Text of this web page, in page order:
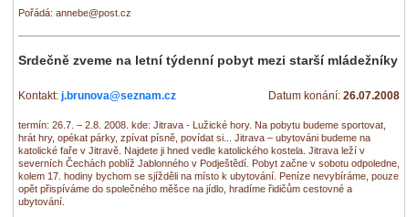
Pořádá: annebe@post.cz
Srdečně zveme na letní týdenní pobyt mezi starší mládežníky
Kontakt: j.brunova@seznam.cz Datum konání: 26.07.2008
termín: 26.7. – 2.8. 2008. kde: Jitrava - Lužické hory. Na pobytu budeme sportovat,
hrát hry, opékat párky, zpívat písně, povídat si... Jitrava – ubytováni budeme na
katolické faře v Jitravě. Najdete ji hned vedle katolického kostela. Jitrava leží v
severních Čechách poblíž Jablonného v Podještědí. Pobyt začne v sobotu odpoledne,
kolem 17. hodiny bychom se sjížděli na místo k ubytování. Peníze nevybíráme, pouze
opět přispíváme do společného měšce na jídlo, hradíme řidičům cestovné a
ubytování.